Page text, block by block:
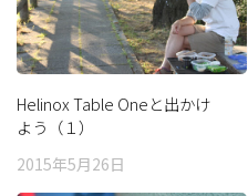
Helinox Table Oneと出かけ
よう（１）
2015年5月26日